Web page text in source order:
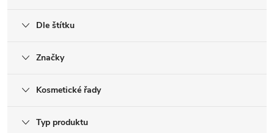
Dle štítku
Značky
Kosmetické řady
Typ produktu